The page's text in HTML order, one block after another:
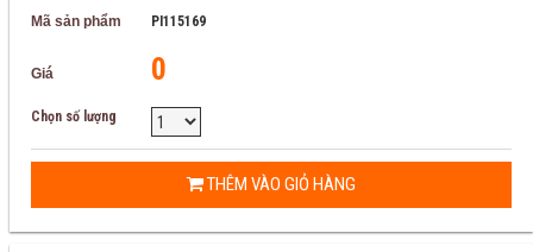
Mã sản phẩm PI115169
Giá 0
Chọn số lượng
THÊM VÀO GIỎ HÀNG